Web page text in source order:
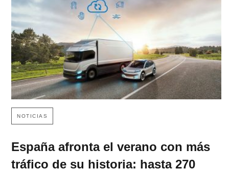
NOTICIAS
España afronta el verano con más
tráfico de su historia: hasta 270